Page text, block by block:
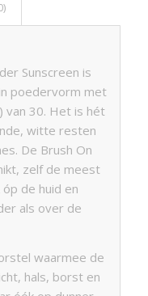
Sunscreen is
poedervorm met
van 30. Het is hét
witte resten
De Brush On
zelf de meest
de huid en
als over de
waarmee de
hals, borst en